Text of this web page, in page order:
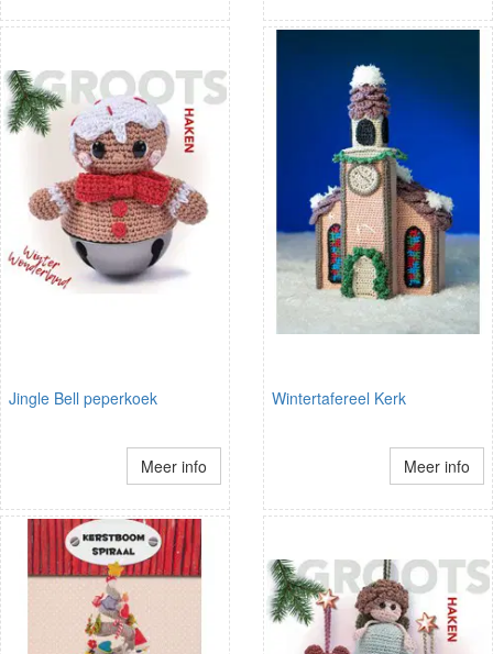
Jingle Bell peperkoek
Meer info
Wintertafereel Kerk
Meer info